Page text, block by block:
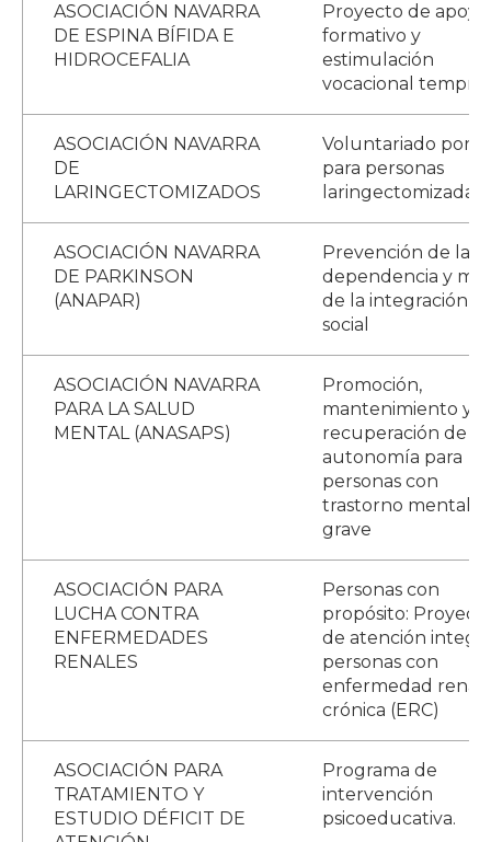
ASOCIACIÓN NAVARRA
DE ESPINA BÍFIDA E
HIDROCEFALIA
Proyecto de apoyo
formativo y
estimulación
vocacional
ASOCIACIÓN NAVARRA
DE
LARINGECTOMIZADOS
Voluntariado por y
para personas
laringectomizadas
ASOCIACIÓN NAVARRA
DE PARKINSON
(ANAPAR)
Prevención de la
dependencia y
de la integración
social
ASOCIACIÓN NAVARRA
PARA LA SALUD
MENTAL (ANASAPS)
Promoción,
mantenimiento y
recuperación de la
autonomía para
personas con
trastorno mental
grave
ASOCIACIÓN PARA
LUCHA CONTRA
ENFERMEDADES
RENALES
Personas con
propósito:
de atención
personas con
enfermedad renal
crónica (ERC)
ASOCIACIÓN PARA
TRATAMIENTO Y
ESTUDIO DÉFICIT DE
Programa de
intervención
psicoeducativa.